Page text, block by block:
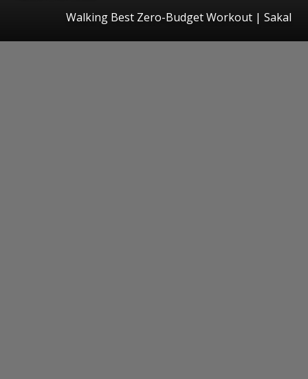
Walking Best Zero-Budget Workout | Sakal